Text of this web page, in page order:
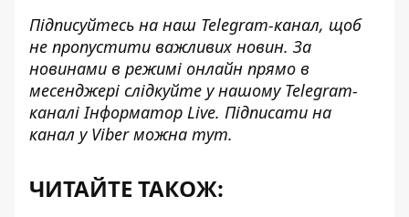
Підписуйтесь на наш Telegram-канал, щоб
не пропустити важливих новин. За
новинами в режимі онлайн прямо в
месенджері слідкуйте у нашому Telegram-
каналіІнформатор Live. Підписати на
канал у Viber можна тут.
ЧИТАЙТЕ ТАКОЖ: